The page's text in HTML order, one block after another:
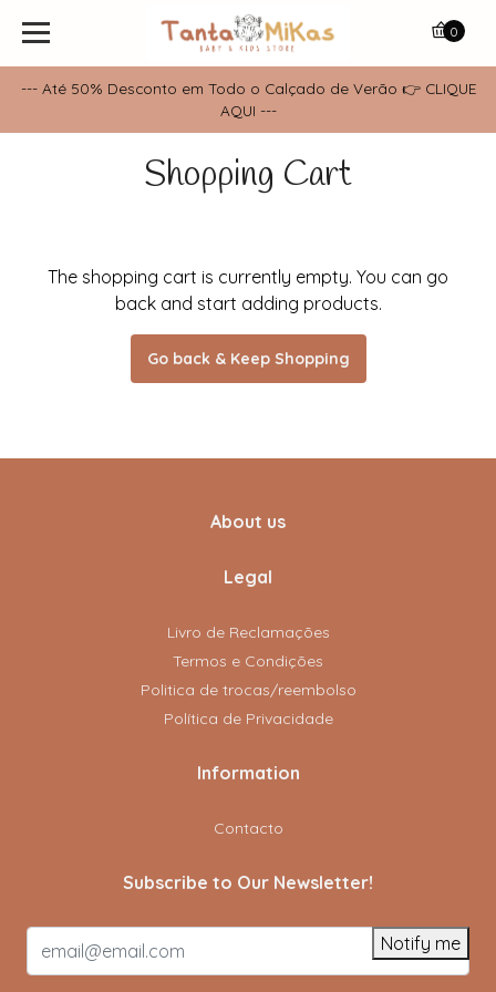
--- Até 50% Desconto em Todo o Calçado de Verão 👉 CLIQUE
AQUI ---
0
Shopping Cart
The shopping cart is currently empty. You can go
back and start adding products.
Go back & Keep Shopping
About us
Legal
Livro de Reclamações
Termos e Condições
Politica de trocas/reembolso
Política de Privacidade
Information
Contacto
Subscribe to Our Newsletter!
Notify me